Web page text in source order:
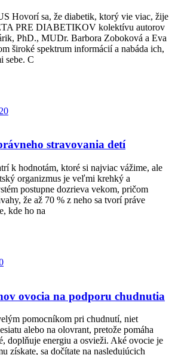
Hovorí sa, že diabetik, ktorý vie viac, žije
PRE DIABETIKOV kolektívu autorov
PhD., MUDr. Barbora Zoboková a Eva
široké spektrum informácií a nabáda ich,
sebe. C
stravovania detí
k hodnotám, ktoré si najviac vážime, ale
organizmus je veľmi krehký a
postupne dozrieva vekom, pričom
že až 70 % z neho sa tvorí práve
kde ho na
ovocia na podporu chudnutia
pomocníkom pri chudnutí, niet
alebo na olovrant, pretože pomáha
doplňuje energiu a osvieži. Aké ovocie je
získate, sa dočítate na nasledujúcich